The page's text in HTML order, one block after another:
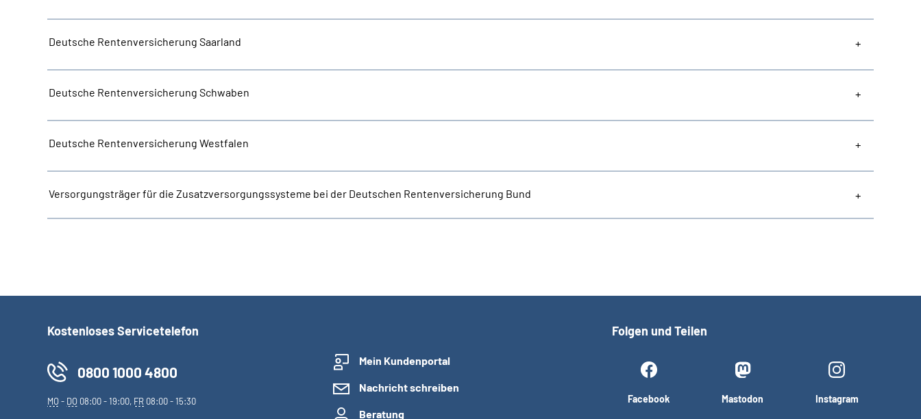
Deutsche Rentenversicherung Saarland
Deutsche Rentenversicherung Schwaben
Deutsche Rentenversicherung Westfalen
Versorgungsträger für die Zusatzversorgungssysteme bei der Deutschen Rentenversicherung Bund
Kostenloses Servicetelefon
0800 1000 4800
MO- DO 08:00 - 19:00, FR 08:00 - 15:30
Mein Kundenportal
Nachricht schreiben
Beratung
Folgen und Teilen
Facebook Mastodon Instagram